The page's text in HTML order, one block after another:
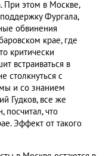
При этом в Москве,
Фургала,
обвинения
крае, где
критически
встраиваться в
столкнуться с
и со знанием
Гудков, все же
посчитал, что
Эффект от такого